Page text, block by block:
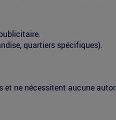
quartiers spécifiques).
et ne nécessitent aucune